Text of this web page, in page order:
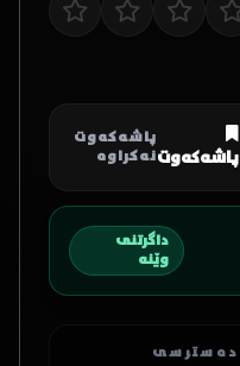
پاشەکەوت
پاشەکەوت
نەکراوە
داگرتنی
وێنە
دەسترسی